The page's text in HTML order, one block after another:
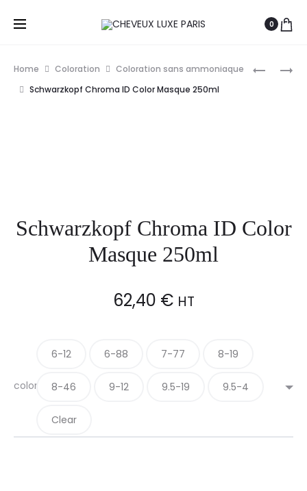
0
EUGÈNE
L’ORÉAL
Home Coloration
Coloration sans ammoniaque
Schwarzkopf Chroma ID Color Masque 250ml
Schwarzkopf Chroma ID Color
Masque 250ml
62,40 € HT
color
6-12 6-88 7-77 8-19
8-46 9-12 9.5-19 9.5-4
Clear